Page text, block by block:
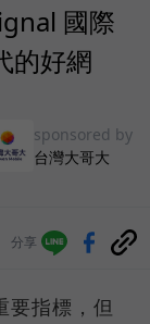
國際
的好網
sponsored by
台灣大哥大
分享
要指標，但